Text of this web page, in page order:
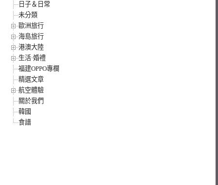
日子＆日常
未分類
歐洲旅行
海島旅行
港澳大陸
生活·婚禮
福建OPPO專欄
精選文章
航空體驗
關於我們
韓國
食譜